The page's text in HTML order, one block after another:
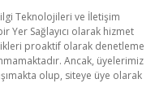
Teknolojileri ve İletişim
Yer Sağlayıcı olarak hizmet
proaktif olarak denetleme
Ancak, üyelerimiz
olup, siteye üye olarak